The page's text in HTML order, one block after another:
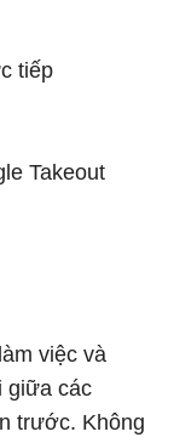
tiếp
Takeout
việc và
giữa các
trước. Không